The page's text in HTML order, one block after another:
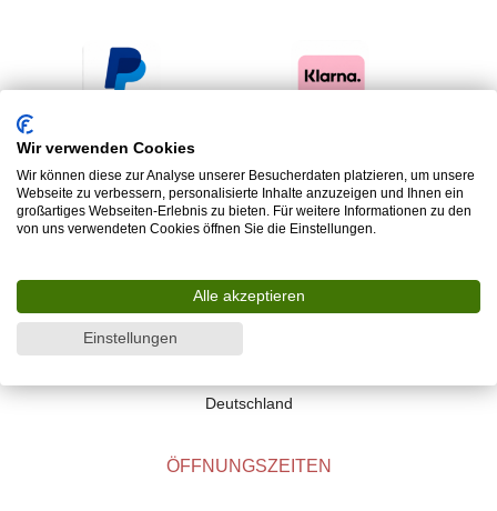
Lager
Ferdinand-Porsche-Straße 9b,(Tor 10-11),
Deutschland
ÖFFNUNGSZEITEN
Wir verwenden Cookies
Wir können diese zur Analyse unserer Besucherdaten platzieren, um unsere
Webseite zu verbessern, personalisierte Inhalte anzuzeigen und Ihnen ein
großartiges Webseiten-Erlebnis zu bieten. Für weitere Informationen zu den
von uns verwendeten Cookies öffnen Sie die Einstellungen.
Alle akzeptieren
Einstellungen